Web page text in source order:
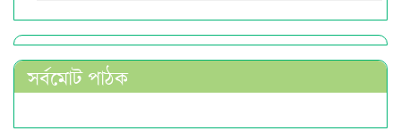
সর্বমোট পাঠক